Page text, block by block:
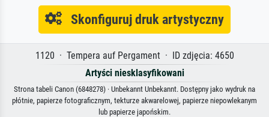
Skonfiguruj druk artystyczny
1120 · Tempera auf Pergament · ID zdjęcia: 4650
Artyści niesklasyfikowani
Strona tabeli Canon (6848278) · Unbekannt Unbekannt. Dostępny jako wydruk na
płótnie, papierze fotograficznym, tekturze akwarelowej, papierze niepowlekanym
lub papierze japońskim.